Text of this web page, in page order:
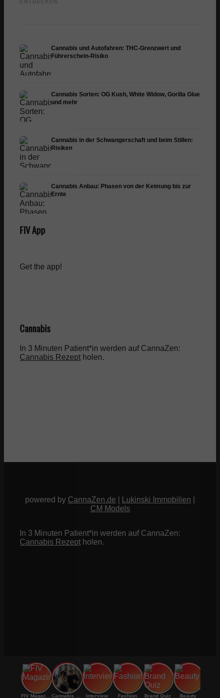
ENTDECKEN
und was Studien zeigen
Cannabis und Autofahren: THC-Grenzwert und
Führerschein-Risiko
Cannabis Sorten: OG Kush, White Widow, Gorilla Glue
und mehr
Cannabis in der Schwangerschaft und beim Stillen:
Risiken
Cannabis Anbau: Phasen von der Keimung bis zur
Ernte
FIV App
Get the app!
Cannabis
In 3 Minuten Patient*in werden auf CannaZen:
Cannabis Rezept holen.
powered by CannaZen.de Lukinski Immobilien
CM Models
In 3 Minuten Patient*in werden auf CannaZen:
Cannabis Rezept holen.
Interview Fashion Brand Quiz Beauty